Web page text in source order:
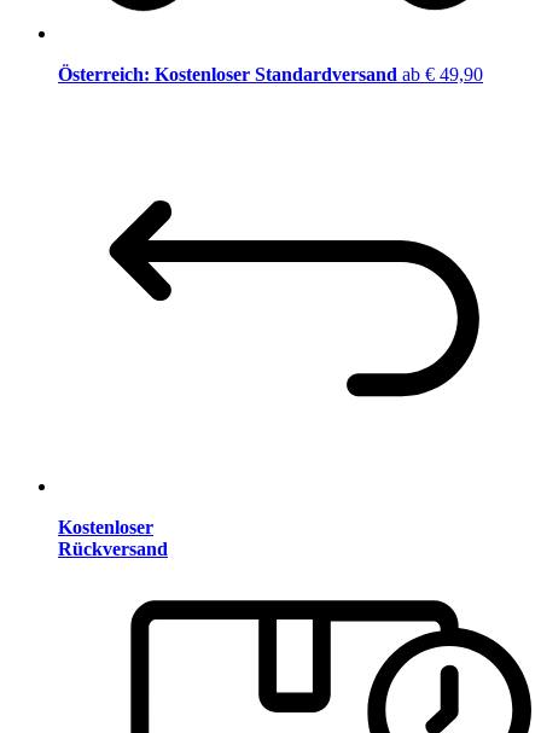
Österreich: Kostenloser Standardversand ab € 49,90
Kostenloser
Rückversand